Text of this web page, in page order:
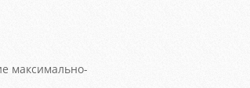
максимально-